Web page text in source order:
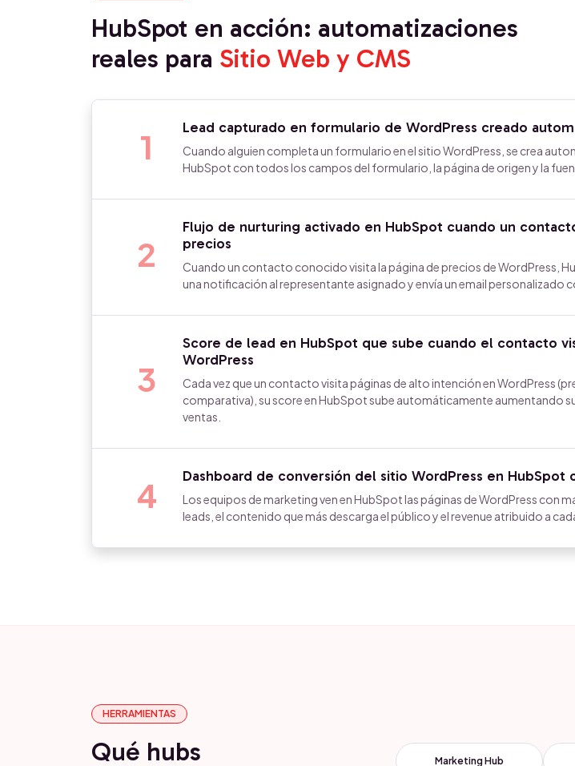
HubSpot en acción: automatizaciones
reales para Sitio Web y CMS
1 Lead capturado en formulario de WordPress creado
Cuando alguien completa un formulario en el sitio WordPress, se crea
HubSpot con todos los campos del formulario, la página de origen y la
2
Flujo de nurturing activado en HubSpot cuando un
precios
Cuando un contacto conocido visita la página de precios de WordPress,
una notificación al representante asignado y envía un email personalizado
3
Score de lead en HubSpot que sube cuando el contacto
WordPress
Cada vez que un contacto visita páginas de alto intención en WordPress
comparativa), su score en HubSpot sube automáticamente aumentando
ventas.
4 Dashboard de conversión del sitio WordPress en HubSpot
Los equipos de marketing ven en HubSpot las páginas de WordPress con
leads, el contenido que más descarga el público y el revenue atribuido a
HERRAMIENTAS
Qué hubs Marketing Hub